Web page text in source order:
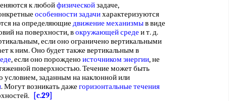
к любойфизическойзадаче,
особенности задачихарактеризуются
на определяющие движение механизмыв виде
на поверхности, вокружающей среде и т. д.
если оно ограничено вертикальными
к ним. Оно будет также вертикальным в
, если оно порождено источником энергии, не
поверхностью. Течение может быть
условием, заданным на наклонной или
. Могут возникать даже горизонтальные течения
[c.29]